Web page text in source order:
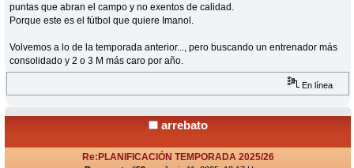
puntas que abran el campo y no exentos de calidad.
Porque este es el fútbol que quiere Imanol.
Volvemos a lo de la temporada anterior..., pero buscando un entrenador más
consolidado y 2 o 3 M más caro por año.
En línea
arrebato
Re:PLANIFICACIÓN TEMPORADA 2025/26